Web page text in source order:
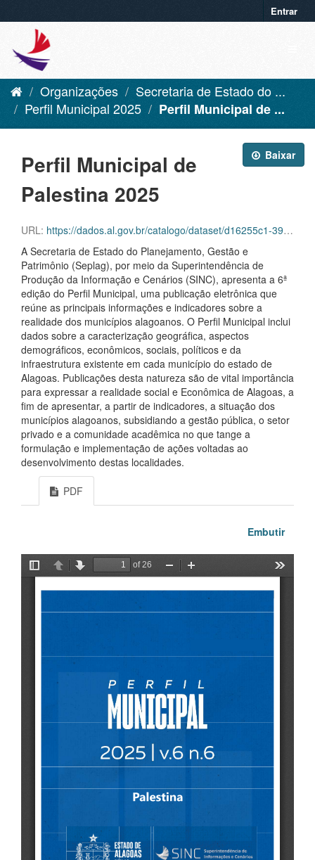
Entrar
Organizações
Secretaria de Estado do ...
Perfil Municipal 2025
Perfil Municipal de ...
Baixar
Perfil Municipal de
Palestina 2025
URL: https://dados.al.gov.br/catalogo/dataset/d16255c1-39f6-42aa-92c8-eca419432ebf/resource/d59e1d01-05ae-4f77-8a18-0ec136f8e24f/download/palestina.pdf
A Secretaria de Estado do Planejamento, Gestão e
Patrimônio (Seplag), por meio da Superintendência de
Produção da Informação e Cenários (SINC), apresenta a 6ª
edição do Perfil Municipal, uma publicação eletrônica que
reúne as principais informações e indicadores sobre a
realidade dos municípios alagoanos. O Perfil Municipal inclui
dados sobre a caracterização geográfica, aspectos
demográficos, econômicos, sociais, políticos e da
infraestrutura existente em cada município do estado de
Alagoas. Publicações desta natureza são de vital importância
para expressar a realidade social e Econômica de Alagoas, a
fim de apresentar, a partir de indicadores, a situação dos
municípios alagoanos, subsidiando a gestão pública, o setor
privado e a comunidade acadêmica no que tange a
formulação e implementação de ações voltadas ao
desenvolvimento destas localidades.
PDF
Embutir